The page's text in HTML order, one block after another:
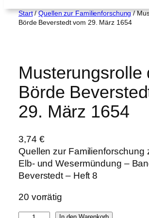
Start/Quellen zur Familienforschung/
Börde Beverstedt vom 29. März 1654
Musterungsrolle
Börde
29. März 1654
3,74 €
Quellen zur Familienforschung
Elb- und Wesermündung –
Beverstedt – Heft 8
20 vorrätig